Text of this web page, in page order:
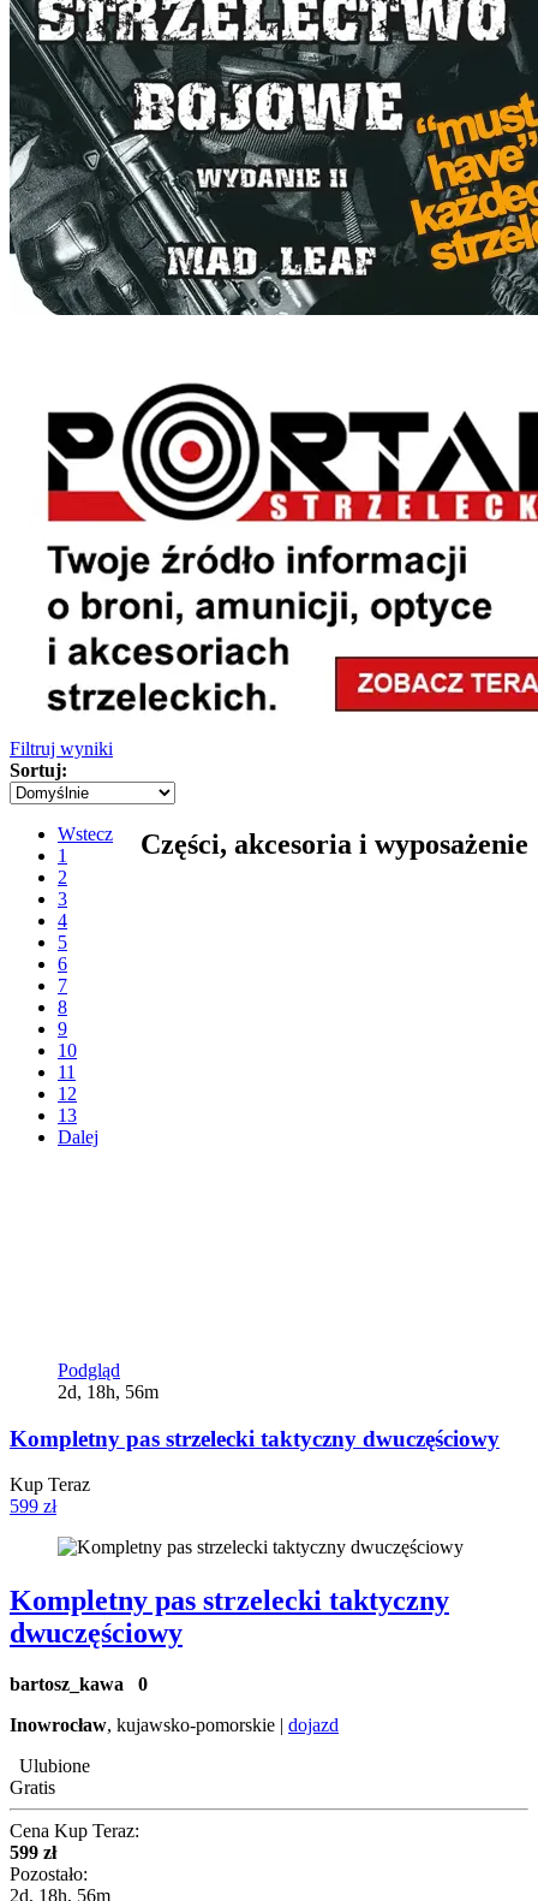
Filtruj wyniki
Sortuj:
Części, akcesoria i wyposażenie
Wstecz
1
2
3
4
5
6
7
8
9
10
11
12
13
Dalej
Podgląd
2d, 18h, 56m
Kompletny pas strzelecki taktyczny dwuczęściowy
Kup Teraz
599 zł
Kompletny pas strzelecki taktyczny
dwuczęściowy
bartosz_kawa 0
Inowrocław, kujawsko-pomorskie | dojazd
Ulubione
Gratis
Cena Kup Teraz:
599 zł
Pozostało:
2d, 18h, 56m